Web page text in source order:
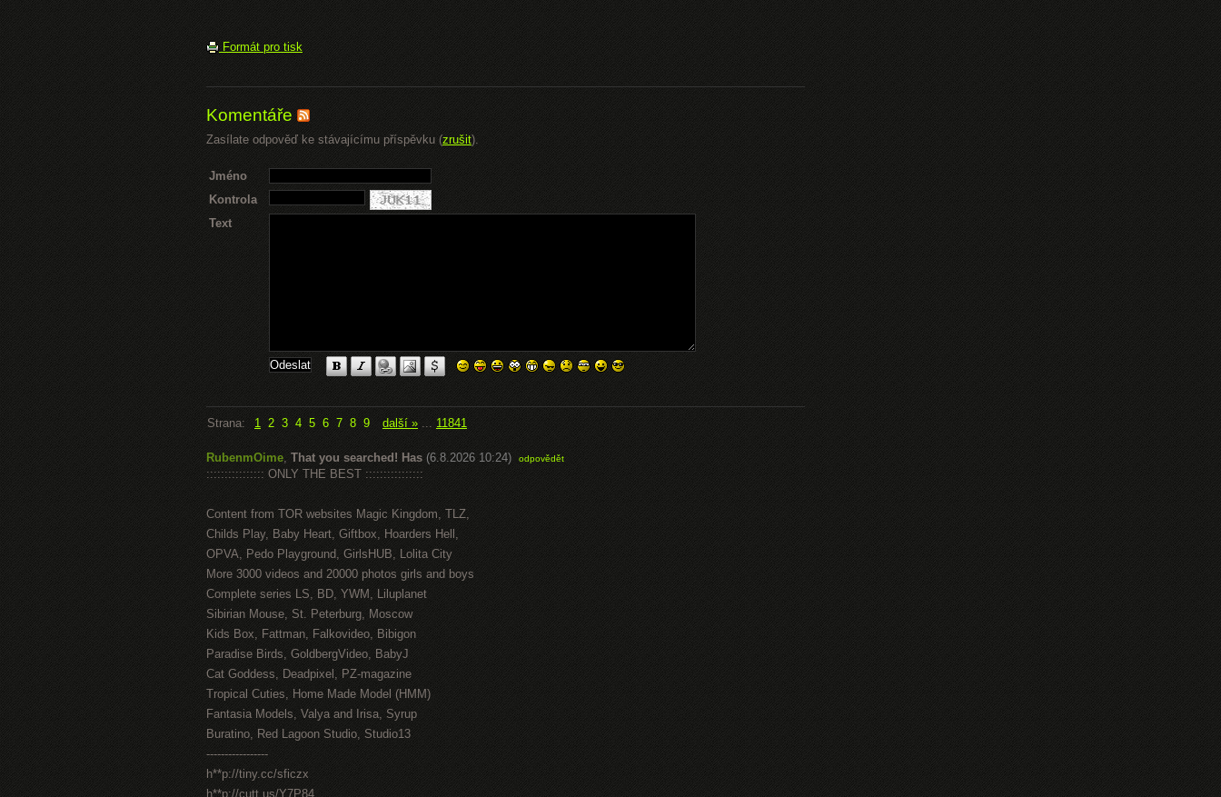
Formát pro tisk
Komentáře
Zasílate odpověď ke stávajícímu příspěvku (zrušit).
Jméno
Kontrola
Text
Strana: 1 2 3 4 5 6 7 8 9 další » ... 11841
RubenmOime, That you searched! Has (6.8.2026 10:24) odpovědět
:::::::::::::::: ONLY THE BEST ::::::::::::::::
Content from TOR websites Magic Kingdom, TLZ,
Childs Play, Baby Heart, Giftbox, Hoarders Hell,
OPVA, Pedo Playground, GirlsHUB, Lolita City
More 3000 videos and 20000 photos girls and boys
Complete series LS, BD, YWM, Liluplanet
Sibirian Mouse, St. Peterburg, Moscow
Kids Box, Fattman, Falkovideo, Bibigon
Paradise Birds, GoldbergVideo, BabyJ
Cat Goddess, Deadpixel, PZ-magazine
Tropical Cuties, Home Made Model (HMM)
Fantasia Models, Valya and Irisa, Syrup
Buratino, Red Lagoon Studio, Studio13
-----------------
h**p://tiny.cc/sficzx
h**p://cutt.us/Y7P84